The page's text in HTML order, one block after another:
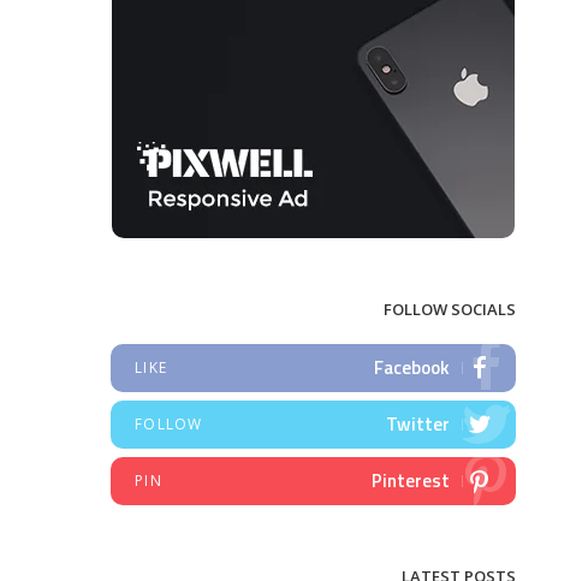
FOLLOW SOCIALS
Facebook
LIKE
Twitter
FOLLOW
Pinterest
PIN
LATEST POSTS